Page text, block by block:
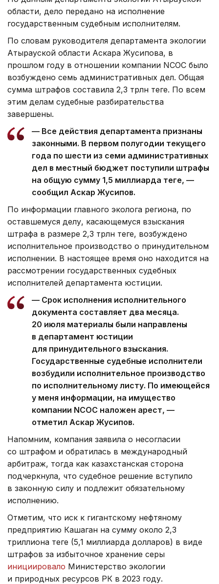
области, дело передано на исполнение
государственным судебным исполнителям.
По словам руководителя департамента экологии
Атырауской области Аскара Жусипова, в
прошлом году в отношении компании NCOC было
возбуждено семь административных дел. Общая
сумма штрафов составила 2,3 трлн теңге. По всем
этим делам судебные разбирательства
завершены.
— Все действия департамента признаны
законными. В первом полугодии текущего
года по шести из семи административных
дел в местный бюджет поступили штрафы
на общую сумму 1,5 миллиарда теңге, —
сообщил Аскар Жусипов.
По информации главного эколога региона, по
оставшемуся делу, касающемуся взыскания
штрафа в размере 2,3 трлн теңге, возбуждено
исполнительное производство о принудительном
исполнении. В настоящее время оно находится на
рассмотрении государственных судебных
исполнителей департамента юстиции.
— Срок исполнения исполнительного
документа составляет два месяца.
20 июля материалы были направлены
в департамент юстиции
для принудительного взыскания.
Государственные судебные исполнители
возбудили исполнительное производство
по исполнительному листу. По имеющейся
у меня информации, на имущество
компании NCOC наложен арест, —
отметил Аскар Жусипов.
Напомним, компания заявила о несогласии
со штрафом и обратилась в международный
арбитраж, тогда как казахстанская сторона
подчеркнула, что судебное решение вступило
в законную силу и подлежит обязательному
исполнению.
Отметим, что иск к гигантскому нефтяному
предприятию Кашаган на сумму около 2,3
триллиона теңге (5,1 миллиарда долларов) в виде
штрафов за избыточное хранение серы
инициировало Министерство экологии
и природных ресурсов РК в 2023 году.